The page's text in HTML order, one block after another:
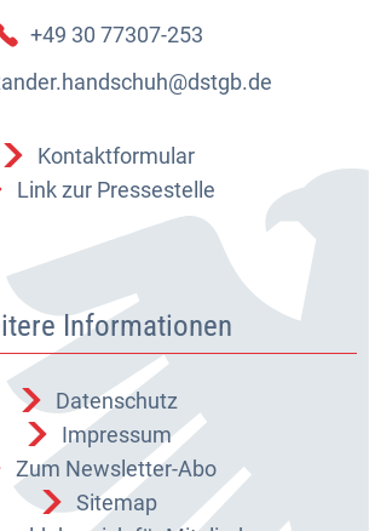
+49 30 77307-253
Kontaktformular
Link zur Pressestelle
Informationen
Datenschutz
Impressum
Zum Newsletter-Abo
Sitemap